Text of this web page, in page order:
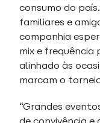
consumo do
familiares e
companhia
mix e frequência
alinhado às
marcam o
“Grandes